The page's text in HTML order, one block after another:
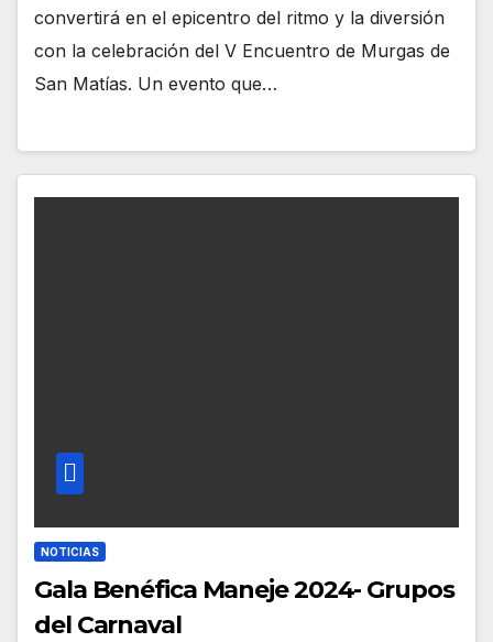
convertirá en el epicentro del ritmo y la diversión
con la celebración del V Encuentro de Murgas de
San Matías. Un evento que…
NOTICIAS
Gala Benéfica Maneje 2024- Grupos
del Carnaval